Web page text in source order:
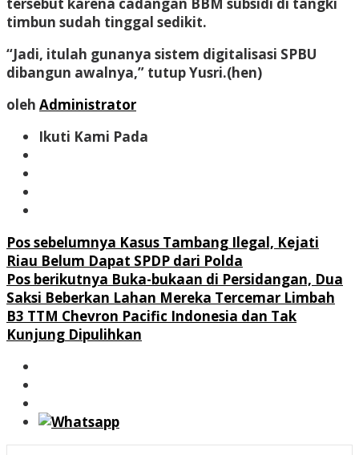
tersebut karena cadangan BBM subsidi di tangki
timbun sudah tinggal sedikit.
“Jadi, itulah gunanya sistem digitalisasi SPBU
dibangun awalnya,” tutup Yusri.(hen)
oleh Administrator
Ikuti Kami Pada
Navigasi
pos
Pos sebelumnya Kasus Tambang Ilegal, Kejati
Riau Belum Dapat SPDP dari Polda
Pos berikutnya Buka-bukaan di Persidangan, Dua
Saksi Beberkan Lahan Mereka Tercemar Limbah
B3 TTM Chevron Pacific Indonesia dan Tak
Kunjung Dipulihkan